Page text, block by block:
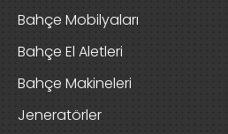
Bahçe Mobilyaları
Bahçe El Aletleri
Bahçe Makineleri
Jeneratörler